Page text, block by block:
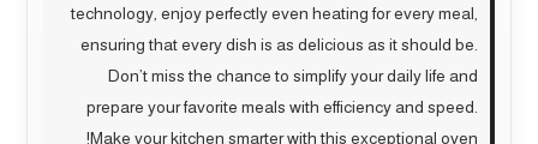
technology, enjoy perfectly even heating for every meal,
ensuring that every dish is as delicious as it should be.
Don’t miss the chance to simplify your daily life and
prepare your favorite meals with efficiency and speed.
Make your kitchen smarter with this exceptional oven!